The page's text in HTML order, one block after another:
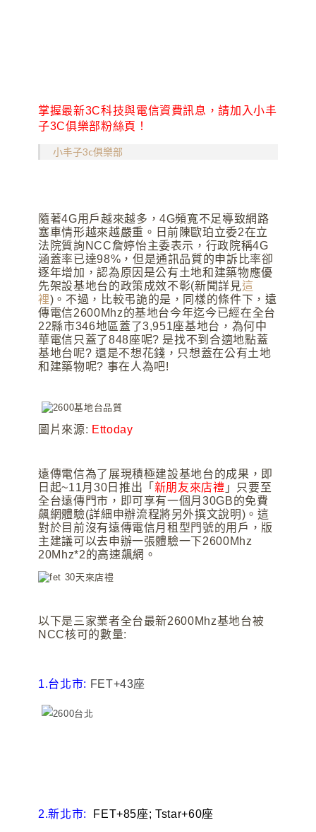
掌握最新3C科技與電信資費訊息，請加入小丰
子3C俱樂部粉絲頁！
小丰子3c俱樂部
隨著4G用戶越來越多，4G頻寬不足導致網路
塞車情形越來越嚴重 。 日前陳歐珀立委2在立
法院質詢NCC詹婷怡主委表示，行政院稱4G
涵蓋率已達98%，但是通訊品質的申訴比率卻
逐年增加，認為原因是公有土地和建築物應優
先架設基地台的政策成效不彰(新聞詳見這
裡)。不過 ，比較弔詭的是 ，同樣的條件下 ，遠
傳電信2600Mhz的基地台今年迄今已經在全台
22縣市346地區蓋了3,951座基地台 ，為何中
華電信只蓋了848座呢? 是找不到合適地點蓋
基地台呢? 還是不想花錢 ，只想蓋在公有土地
和建築物呢? 事在人為吧!
圖片來源: Ettoday
遠傳電信為了展現積極建設基地台的成果 ， 即
日起~11月30日推出「 新朋友來店禮 」只要至
全台遠傳門市，即可享有一個月30GB的免費
飆網體驗(詳細申辦流程將另外撰文說明)。這
對於目前沒有遠傳電信月租型門號的用戶 ，版
主建議可以去申辦一張體驗一下2600Mhz
20Mhz*2的高速飆網。
以下是三家業者全台最新2600Mhz基地台被
NCC核可的數量:
1.台北市: FET+43座
2.新北市: FET+85座; Tstar+60座